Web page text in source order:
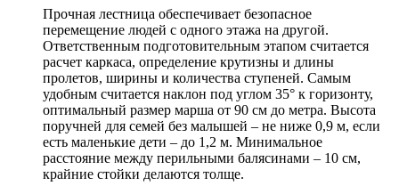
Прочная лестница обеспечивает безопасное
перемещение людей с одного этажа на другой.
Ответственным подготовительным этапом считается
расчет каркаса, определение крутизны и длины
пролетов, ширины и количества ступеней. Самым
удобным считается наклон под углом 35° к горизонту,
оптимальный размер марша от 90 см до метра. Высота
поручней для семей без малышей – не ниже 0,9 м, если
есть маленькие дети – до 1,2 м. Минимальное
расстояние между перильными балясинами – 10 см,
крайние стойки делаются толще.